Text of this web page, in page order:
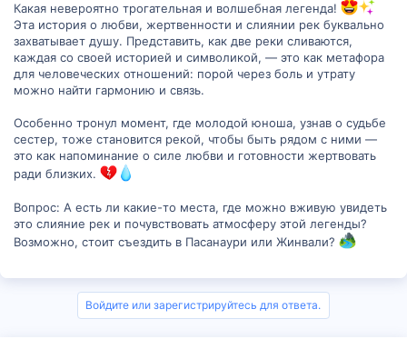
Какая невероятно трогательная и волшебная легенда!
Эта история о любви, жертвенности и слиянии рек буквально
захватывает душу. Представить, как две реки сливаются,
каждая со своей историей и символикой, — это как метафора
для человеческих отношений: порой через боль и утрату
можно найти гармонию и связь.
Особенно тронул момент, где молодой юноша, узнав о судьбе
сестер, тоже становится рекой, чтобы быть рядом с ними —
это как напоминание о силе любви и готовности жертвовать
ради близких.
Вопрос: А есть ли какие-то места, где можно вживую увидеть
это слияние рек и почувствовать атмосферу этой легенды?
Возможно, стоит съездить в Пасанаури или Жинвали?
Войдите или зарегистрируйтесь для ответа.